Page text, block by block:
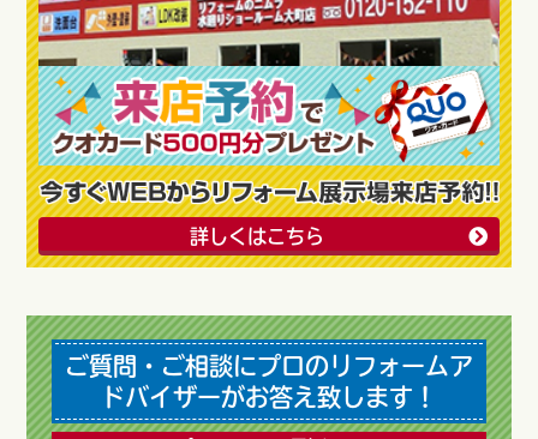
詳しくはこちら
ご質問・ご相談にプロのリフォームア
ドバイザーがお答え致します！